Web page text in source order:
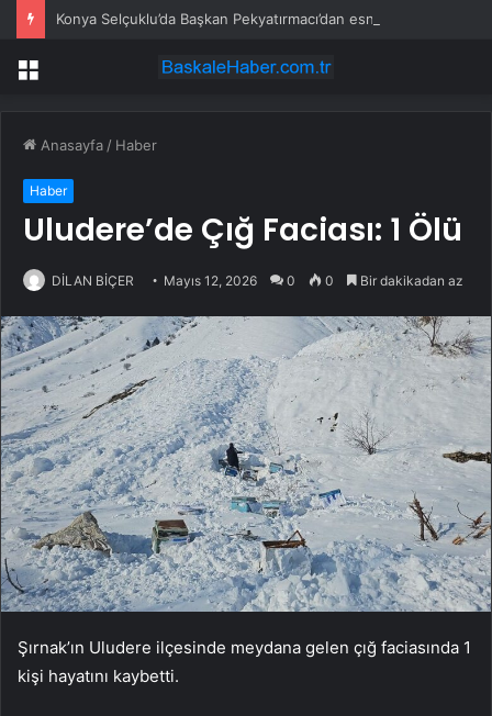
Konya Selçuklu’da Başkan Pekyatırmacı’dan esnaf ziyareti
Menü
Anasayfa / Haber
Haber
Uludere’de Çığ Faciası: 1 Ölü
DİLAN BİÇER Mayıs 12, 2026 0 0 Bir dakikadan az
Şırnak’ın Uludere ilçesinde meydana gelen çığ faciasında 1
kişi hayatını kaybetti.